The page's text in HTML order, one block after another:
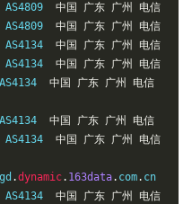
AS4809 中国 广东 广州
电信
AS4809 中国 广东 广州
电信
AS4134 中国 广东 广州
电信
AS4134 中国 广东 广州
电信
中国 广东 广州
电信
中国 广东 广州
电信
AS4134 中国 广东 广州
电信
gd .dynamic. 163data. com.
AS4134 中国 广东 广州 电信